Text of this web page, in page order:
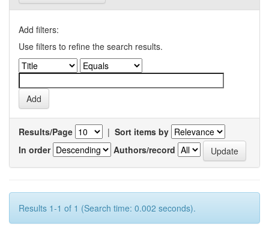
Add filters:
Use filters to refine the search results.
Results/Page | Sort items by
In order
Authors/record
Results 1-1 of 1 (Search time: 0.002 seconds).